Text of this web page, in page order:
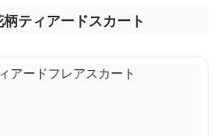
ティアードスカート